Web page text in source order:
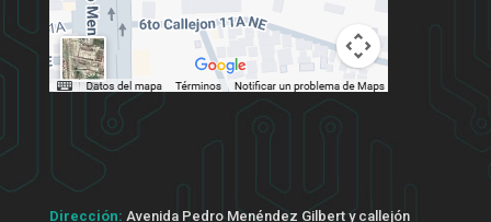
Dirección: Avenida Pedro Menéndez Gilbert y callejón